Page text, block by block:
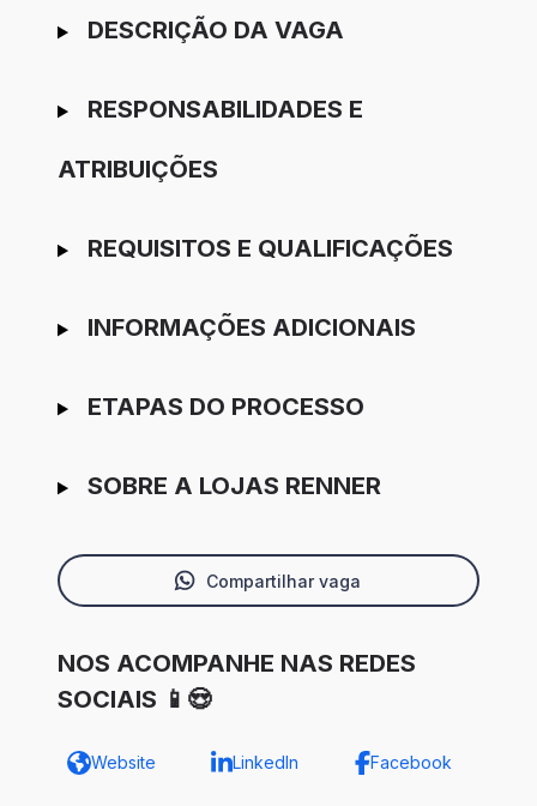
Ir para candidatura
DESCRIÇÃO DA VAGA
RESPONSABILIDADES E
ATRIBUIÇÕES
REQUISITOS E QUALIFICAÇÕES
INFORMAÇÕES ADICIONAIS
ETAPAS DO PROCESSO
SOBRE A LOJAS RENNER
Compartilhar vaga
NOS ACOMPANHE NAS REDES
SOCIAIS 📱😍
Website LinkedIn Facebook